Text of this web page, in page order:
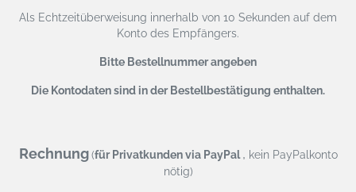
Als Echtzeitüberweisung innerhalb von 10 Sekunden auf dem
Konto des Empfängers.
Bitte Bestellnummer angeben
Die Kontodaten sind in der Bestellbestätigung enthalten.
Rechnung (für Privatkunden via PayPal, kein PayPalkonto
nötig)